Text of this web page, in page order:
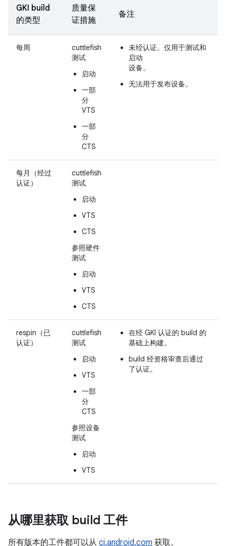
GKI build
的类型
质量保
证措施
备注
每周
cuttlefish
测试
启动
一部
分
VTS
一部
分
CTS
未经认证。仅用于测试和
启动
设备。
无法用于发布设备。
每月（经过
认证）
cuttlefish
测试
启动
VTS
CTS
参照硬件
测试
启动
VTS
CTS
respin（已
认证）
cuttlefish
测试
启动
VTS
一部
分
CTS
参照设备
测试
启动
VTS
在经 GKI 认证的 build 的
基础上构建。
build 经资格审查后通过
了认证。
从哪里获取 build 工件
所有版本的工件都可以从 ci.android.com 获取。